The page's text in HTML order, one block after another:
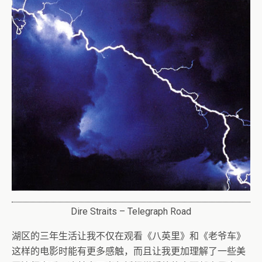
Dire Straits – Telegraph Road
湖区的三年生活让我不仅在观看《八英里》和《老爷车》
这样的电影时能有更多感触，而且让我更加理解了一些美